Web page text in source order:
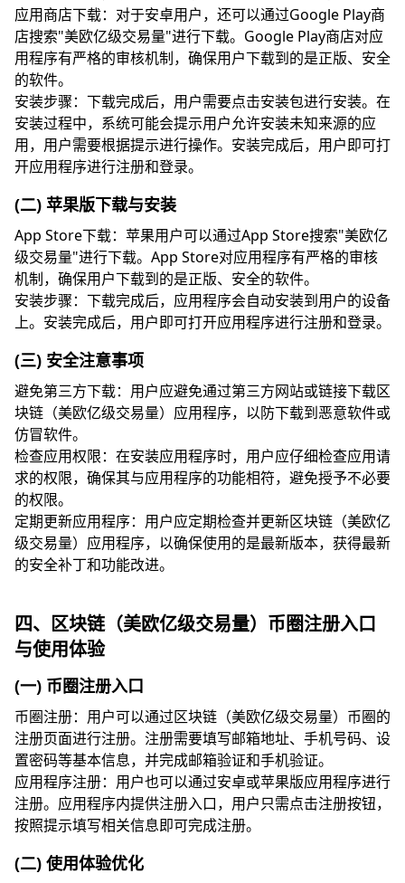
应用商店下载：对于安卓用户，还可以通过Google Play商
店搜索"美欧亿级交易量"进行下载。Google Play商店对应
用程序有严格的审核机制，确保用户下载到的是正版、安全
的软件。
安装步骤：下载完成后，用户需要点击安装包进行安装。在
安装过程中，系统可能会提示用户允许安装未知来源的应
用，用户需要根据提示进行操作。安装完成后，用户即可打
开应用程序进行注册和登录。
(二) 苹果版下载与安装
App Store下载：苹果用户可以通过App Store搜索"美欧亿
级交易量"进行下载。App Store对应用程序有严格的审核
机制，确保用户下载到的是正版、安全的软件。
安装步骤：下载完成后，应用程序会自动安装到用户的设备
上。安装完成后，用户即可打开应用程序进行注册和登录。
(三) 安全注意事项
避免第三方下载：用户应避免通过第三方网站或链接下载区
块链（美欧亿级交易量）应用程序，以防下载到恶意软件或
仿冒软件。
检查应用权限：在安装应用程序时，用户应仔细检查应用请
求的权限，确保其与应用程序的功能相符，避免授予不必要
的权限。
定期更新应用程序：用户应定期检查并更新区块链（美欧亿
级交易量）应用程序，以确保使用的是最新版本，获得最新
的安全补丁和功能改进。
四、区块链（美欧亿级交易量）币圈注册入口
与使用体验
(一) 币圈注册入口
币圈注册：用户可以通过区块链（美欧亿级交易量）币圈的
注册页面进行注册。注册需要填写邮箱地址、手机号码、设
置密码等基本信息，并完成邮箱验证和手机验证。
应用程序注册：用户也可以通过安卓或苹果版应用程序进行
注册。应用程序内提供注册入口，用户只需点击注册按钮，
按照提示填写相关信息即可完成注册。
(二) 使用体验优化